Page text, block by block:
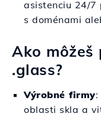
asistenciu 24/7
s doménami
Ako môžeš
.glass?
Výrobné firmy
oblasti skla a